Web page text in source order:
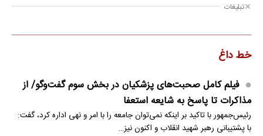
تبلیغات
خط داغ
فیلم کامل صحبت‌های پزشکیان در بخش سوم گفت‌وگو/ از
مذاکرات تا پاسخ به شایعه استعفا
رئیس‌جمهور با تاکید بر اینکه نمی‌توان جامعه را با امر و نهی اداره کرد، گفت:
با پشتیبانی رهبر شهید انقلاب و اکنون نیز…